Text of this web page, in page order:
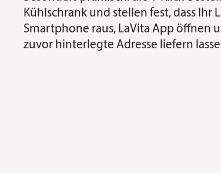
Kühlschrank und stellen fest, dass Ihr
Smartphone raus, LaVita App öffnen
zuvor hinterlegte Adresse liefern